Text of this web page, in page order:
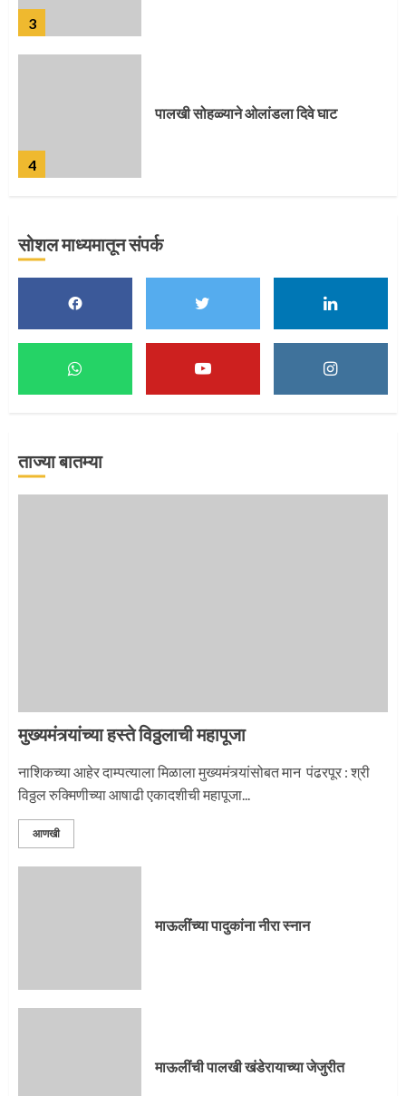
4
5
पुणेकरांकडून पालख्यांचे उत्साही स्वागत
मुख्यमंत्र्यांच्या हस्ते विठ्ठलाची महापूजा
माऊलींच्या पादुकांना नीरा स्नान
सोशल माध्यमातून संपर्क
ताज्या बातम्या
मुख्यमंत्र्यांच्या हस्ते विठ्ठलाची महापूजा
नाशिकच्या आहेर दाम्पत्याला मिळाला मुख्यमंत्र्यांसोबत मान पंढरपूर : श्री
विठ्ठल रुक्मिणीच्या आषाढी एकादशीची महापूजा...
आणखी
माऊलींच्या पादुकांना नीरा स्नान
माऊलींची पालखी खंडेरायाच्या जेजुरीत